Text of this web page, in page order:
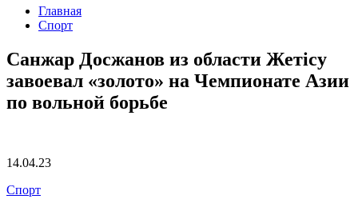
Главная
Спорт
Санжар Досжанов из области Жетісу
завоевал «золото» на Чемпионате Азии
по вольной борьбе
14.04.23
Спорт